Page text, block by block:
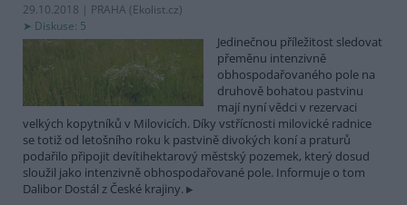
29.10.2018 | PRAHA (Ekolist.cz)
Diskuse: 5
Jedinečnou příležitost sledovat
přeměnu intenzivně
obhospodařovaného pole na
druhově bohatou pastvinu
mají nyní vědci v rezervaci
velkých kopytníků v Milovicích. Díky vstřícnosti milovické radnice
se totiž od letošního roku k pastvině divokých koní a praturů
podařilo připojit devítihektarový městský pozemek, který dosud
sloužil jako intenzivně obhospodařované pole. Informuje o tom
Dalibor Dostál z České krajiny.